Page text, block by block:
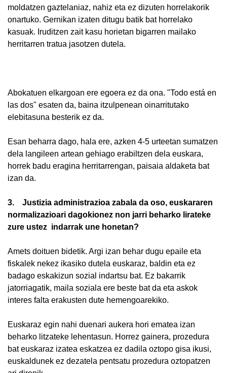
moldatzen gaztelaniaz, nahiz eta ez dizuten horrelakorik
onartuko. Gernikan izaten ditugu batik bat horrelako
kasuak. Iruditzen zait kasu horietan bigarren mailako
herritarren tratua jasotzen dutela.
Abokatuen elkargoan ere egoera ez da ona. "Todo está en
las dos" esaten da, baina itzulpenean oinarritutako
elebitasuna besterik ez da.
Esan beharra dago, hala ere, azken 4-5 urteetan sumatzen
dela langileen artean gehiago erabiltzen dela euskara,
horrek badu eragina herritarrengan, paisaia aldaketa bat
izan da.
3. Justizia administrazioa zabala da oso, euskararen
normalizazioari dagokionez non jarri beharko lirateke
zure ustez indarrak une honetan?
Amets doituen bidetik. Argi izan behar dugu epaile eta
fiskalek nekez ikasiko dutela euskaraz, baldin eta ez
badago eskakizun sozial indartsu bat. Ez bakarrik
jatorriagatik, maila soziala ere beste bat da eta askok
interes falta erakusten dute hemengoarekiko.
Euskaraz egin nahi duenari aukera hori ematea izan
beharko litzateke lehentasun. Horrez gainera, prozedura
bat euskaraz izatea eskatzea ez dadila oztopo gisa ikusi,
euskaldunek ez dezatela pentsatu prozedura oztopatzen